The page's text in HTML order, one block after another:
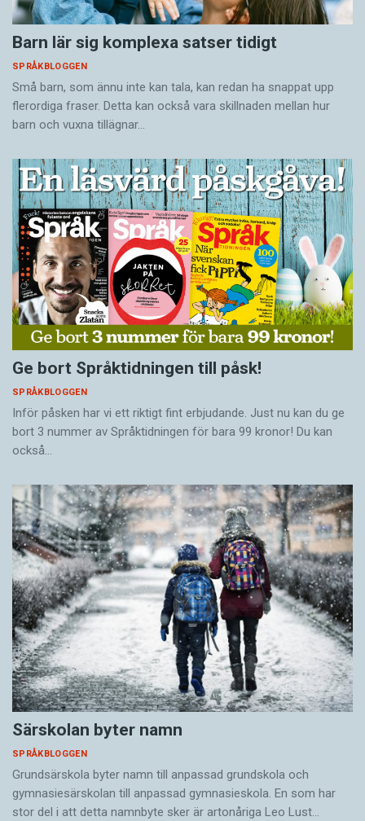
Barn lär sig komplexa satser tidigt
SPRÅKBLOGGEN
Små barn, som ännu inte kan tala, kan redan ha snappat upp
flerordiga fraser. Detta kan också vara skillnaden mellan hur
barn och vuxna tillägnar…
Ge bort Språktidningen till påsk!
SPRÅKBLOGGEN
Inför påsken har vi ett riktigt fint erbjudande. Just nu kan du ge
bort 3 nummer av Språktidningen för bara 99 kronor! Du kan
också…
Särskolan byter namn
SPRÅKBLOGGEN
Grundsärskola byter namn till anpassad grundskola och
gymnasiesärskolan till anpassad gymnasieskola. En som har
stor del i att detta namnbyte sker är artonåriga Leo Lust…